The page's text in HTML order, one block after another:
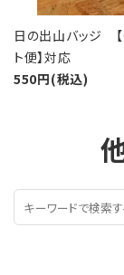
日の出山バッジ 【
ト便】対応
550円(税込)